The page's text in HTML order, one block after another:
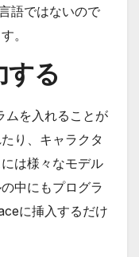
語ではないので
。
する
ムを入れることが
り、キャラクタ
は様々なモデル
中にもプログラ
に挿入するだけ